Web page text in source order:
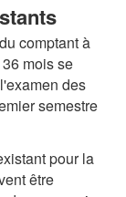
comptant à
mois se
des
semestre
pour la
être